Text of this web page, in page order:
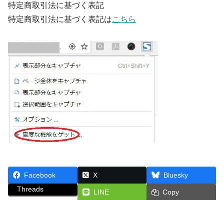
特定商取引法に基づく表記
特定商取引法に基づく表記はこちら
Facebook X
Bluesky
Threads
LINE Copy